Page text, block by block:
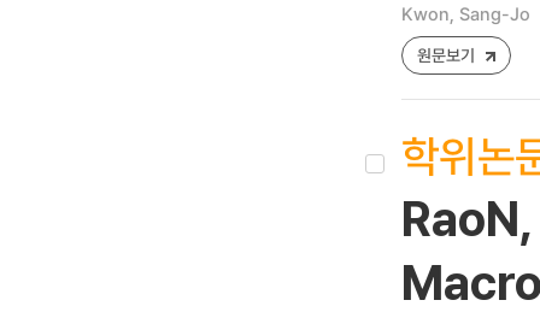
Kwon, Sang-Jo
원문보기
학위논